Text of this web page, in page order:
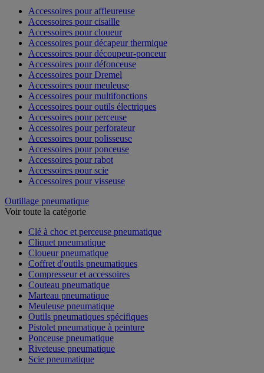
Accessoires pour affleureuse
Accessoires pour cisaille
Accessoires pour cloueur
Accessoires pour décapeur thermique
Accessoires pour découpeur-ponceur
Accessoires pour défonceuse
Accessoires pour Dremel
Accessoires pour meuleuse
Accessoires pour multifonctions
Accessoires pour outils électriques
Accessoires pour perceuse
Accessoires pour perforateur
Accessoires pour polisseuse
Accessoires pour ponceuse
Accessoires pour rabot
Accessoires pour scie
Accessoires pour visseuse
Outillage pneumatique
Voir toute la catégorie
Clé à choc et perceuse pneumatique
Cliquet pneumatique
Cloueur pneumatique
Coffret d'outils pneumatiques
Compresseur et accessoires
Couteau pneumatique
Marteau pneumatique
Meuleuse pneumatique
Outils pneumatiques spécifiques
Pistolet pneumatique à peinture
Ponceuse pneumatique
Riveteuse pneumatique
Scie pneumatique